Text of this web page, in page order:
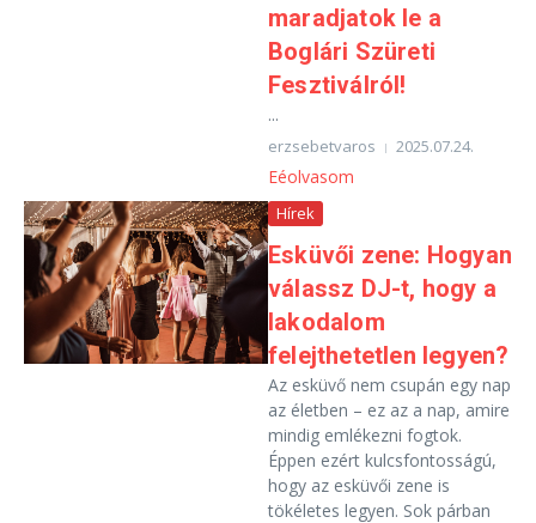
maradjatok le a
Boglári Szüreti
Fesztiválról!
...
erzsebetvaros 2025.07.24.
Eéolvasom
Hírek
Esküvői zene: Hogyan
válassz DJ-t, hogy a
lakodalom
felejthetetlen legyen?
Az esküvő nem csupán egy nap
az életben – ez az a nap, amire
mindig emlékezni fogtok.
Éppen ezért kulcsfontosságú,
hogy az esküvői zene is
tökéletes legyen. Sok párban